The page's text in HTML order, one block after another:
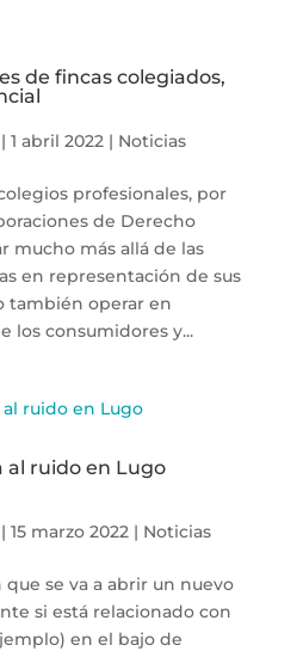
de fincas colegiados,
1 abril 2022| Noticias
profesionales, por
de Derecho
mucho más allá de las
en representación de sus
también operar en
los consumidores y...
al ruido en Lugo
15 marzo 2022| Noticias
se va a abrir un nuevo
si está relacionado con
en el bajo de